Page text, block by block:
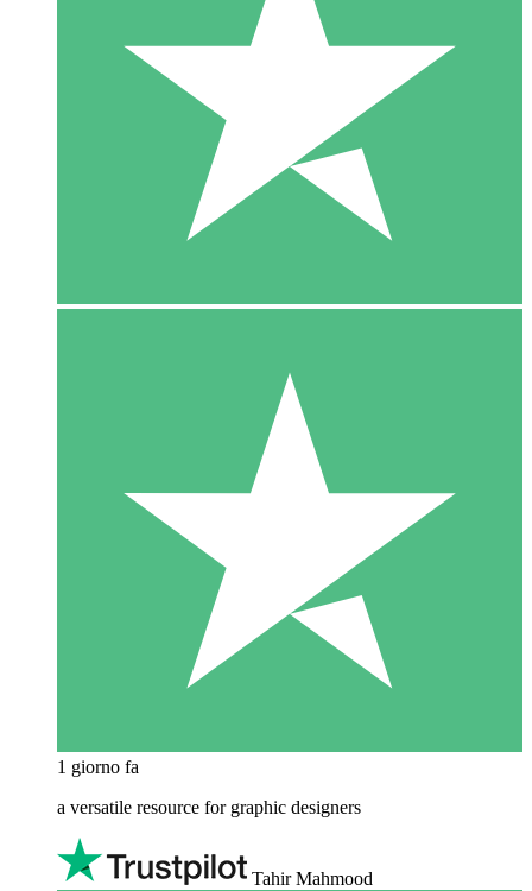
1 giorno fa
a versatile resource for graphic designers
Tahir Mahmood